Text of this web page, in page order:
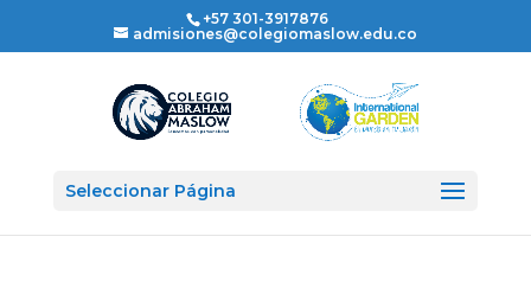
+57 301-3917876
admisiones@colegiomaslow.edu.co
Seleccionar Página